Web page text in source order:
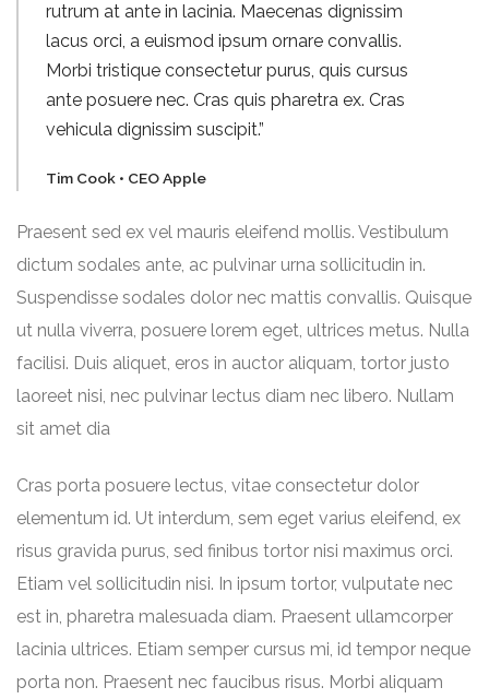
rutrum at ante in lacinia. Maecenas dignissim
lacus orci, a euismod ipsum ornare convallis.
Morbi tristique consectetur purus, quis cursus
ante posuere nec. Cras quis pharetra ex. Cras
vehicula dignissim suscipit.”
Tim Cook • CEO Apple
Praesent sed ex vel mauris eleifend mollis. Vestibulum
dictum sodales ante, ac pulvinar urna sollicitudin in.
Suspendisse sodales dolor nec mattis convallis. Quisque
ut nulla viverra, posuere lorem eget, ultrices metus. Nulla
facilisi. Duis aliquet, eros in auctor aliquam, tortor justo
laoreet nisi, nec pulvinar lectus diam nec libero. Nullam
sit amet dia
Cras porta posuere lectus, vitae consectetur dolor
elementum id. Ut interdum, sem eget varius eleifend, ex
risus gravida purus, sed finibus tortor nisi maximus orci.
Etiam vel sollicitudin nisi. In ipsum tortor, vulputate nec
est in, pharetra malesuada diam. Praesent ullamcorper
lacinia ultrices. Etiam semper cursus mi, id tempor neque
porta non. Praesent nec faucibus risus. Morbi aliquam